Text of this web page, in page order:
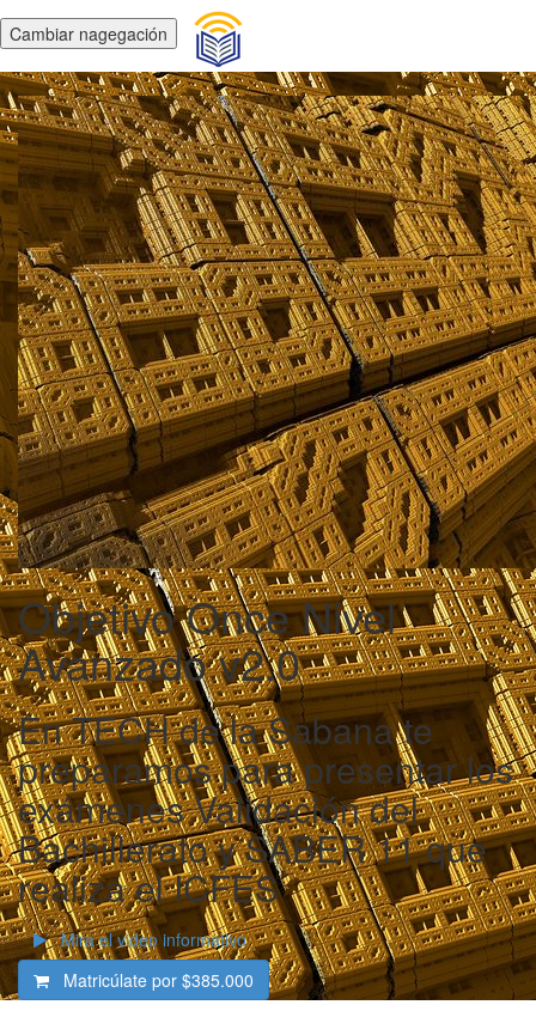
Cambiar nagegación
Objetivo Once Nivel
Avanzado v2.0
En TECH de la Sabana te
preparamos para presentar los
exámenes Validación del
Bachillerato y SABER 11 que
realiza el ICFES
Mira el video informativo
Matricúlate por $385.000